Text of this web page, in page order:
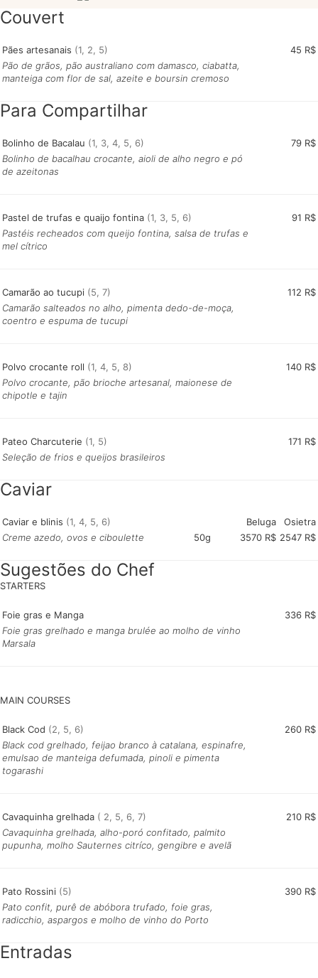
Couvert
Pães artesanais (1, 2, 5)
45 R$
Pão de grãos, pão australiano com damasco, ciabatta,
manteiga com flor de sal, azeite e boursin cremoso
Para Compartilhar
Bolinho de Bacalau (1, 3, 4, 5, 6)
79 R$
Bolinho de bacalhau crocante, aioli de alho negro e pó
de azeitonas
Pastel de trufas e quaijo fontina (1, 3, 5, 6)
91 R$
Pastéis recheados com queijo fontina, salsa de trufas e
mel cítrico
Camarão ao tucupi (5, 7)
112 R$
Camarão salteados no alho, pimenta dedo-de-moça,
coentro e espuma de tucupi
Polvo crocante roll (1, 4, 5, 8)
140 R$
Polvo crocante, pão brioche artesanal, maionese de
chipotle e tajin
Pateo Charcuterie (1, 5)
171 R$
Seleção de frios e queijos brasileiros
Caviar
Caviar e blinis (1, 4, 5, 6) Beluga
Osietra
Creme azedo, ovos e ciboulette
Sugestões do Chef
Foie gras e Manga
336 R$
Foie gras grelhado e manga brulée ao molho de vinho
Marsala
Black Cod (2, 5, 6)
260 R$
Black cod grelhado, feijao branco à catalana, espinafre,
emulsao de manteiga defumada, pinoli e pimenta
togarashi
Cavaquinha grelhada ( 2, 5, 6, 7)
210 R$
Cavaquinha grelhada, alho-poró confitado, palmito
pupunha, molho Sauternes citríco, gengibre e avelã
Pato Rossini (5)
390 R$
Pato confit, purê de abóbora trufado, foie gras,
radicchio, aspargos e molho de vinho do Porto
Entradas